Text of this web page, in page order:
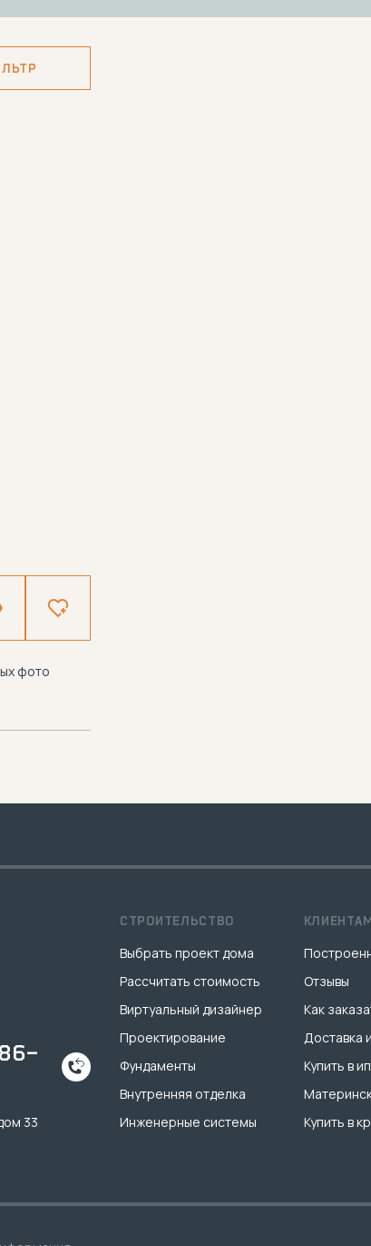
фото
33
СТРОИТЕЛЬСТВО
Выбрать проект дома
Рассчитать стоимость
Виртуальный дизайнер
Проектирование
Фундаменты
Внутренняя отделка
Инженерные системы
Отзывы
Как
Доставка
Купить в
Купить в